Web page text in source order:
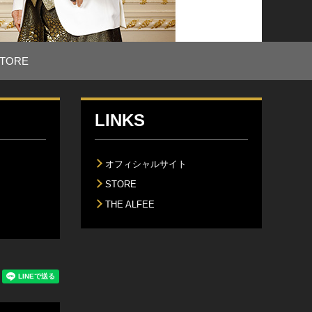
LINKS
オフィシャルサイト
STORE
THE ALFEE